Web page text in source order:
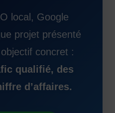
local, Google
projet présenté
concret :
qualifié, des
d’affaires.